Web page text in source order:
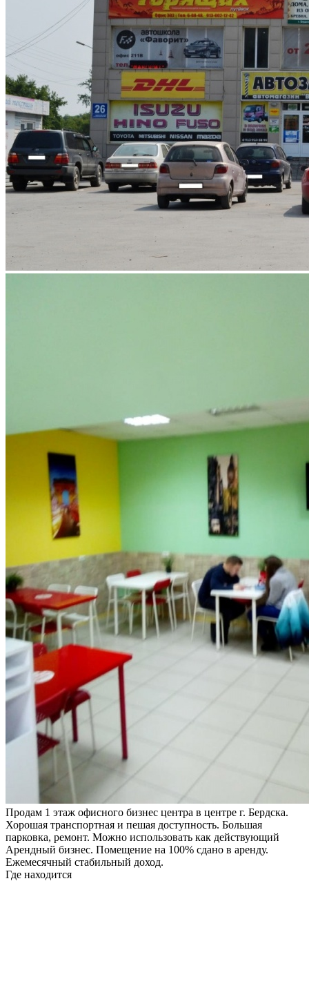
Продам 1 этаж офисного бизнес центра в центре г. Бердска.
Хорошая транспортная и пешая доступность. Большая
парковка, ремонт. Можно использовать как действующий
Арендный бизнес. Помещение на 100% сдано в аренду.
Ежемесячный стабильный доход.
Где находится